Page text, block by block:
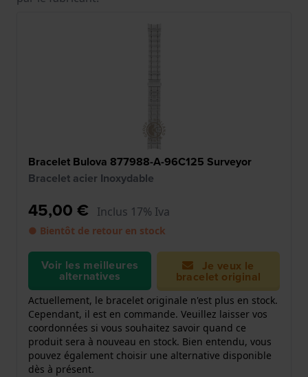
Bracelet Bulova 877988-A-96C125 Surveyor
Bracelet acier Inoxydable
45,00 € Inclus 17% Iva
● Bientôt de retour en stock
Voir les meilleures
alternatives
Je veux le
bracelet original
Actuellement, le bracelet originale n'est plus en stock.
Cependant, il est en commande. Veuillez laisser vos
coordonnées si vous souhaitez savoir quand ce
produit sera à nouveau en stock. Bien entendu, vous
pouvez également choisir une alternative disponible
dès à présent.